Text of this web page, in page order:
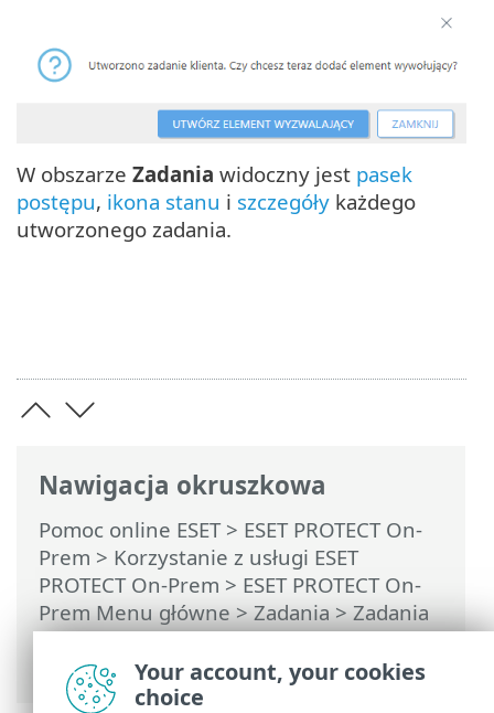
Nawigacja okruszkowa
Pomoc online ESET> ESET PROTECT On-
Prem > Korzystanie z usługi ESET
PROTECT On-Prem > ESET PROTECT On-
Prem Menu główne>Zadania>Zadania
klienta> Wyczyść pamięć podręczną ESET
Bridge
W obszarze Zadania widoczny jest pasek
postępu, ikona stanu i szczegóły każdego
utworzonego zadania.
Your account, your cookies
choice